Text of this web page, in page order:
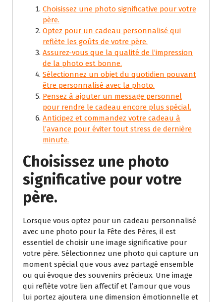
Choisissez une photo significative pour votre
père.
Optez pour un cadeau personnalisé qui
reflète les goûts de votre père.
Assurez-vous que la qualité de l’impression
de la photo est bonne.
Sélectionnez un objet du quotidien pouvant
être personnalisé avec la photo.
Pensez à ajouter un message personnel
pour rendre le cadeau encore plus spécial.
Anticipez et commandez votre cadeau à
l’avance pour éviter tout stress de dernière
minute.
Choisissez une photo
significative pour votre
père.
Lorsque vous optez pour un cadeau personnalisé
avec une photo pour la Fête des Pères, il est
essentiel de choisir une image significative pour
votre père. Sélectionnez une photo qui capture un
moment spécial que vous avez partagé ensemble
ou qui évoque des souvenirs précieux. Une image
qui reflète votre lien affectif et l’amour que vous
lui portez ajoutera une dimension émotionnelle et